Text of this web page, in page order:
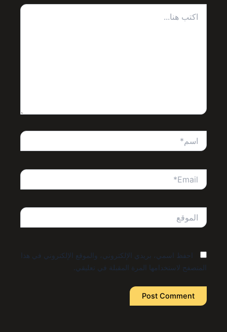
هنا...
احفظ اسمي، بريدي الإلكتروني، والموقع الإلكتروني في هذا
المتصفح لاستخدامها المرة المقبلة في تعليقي.